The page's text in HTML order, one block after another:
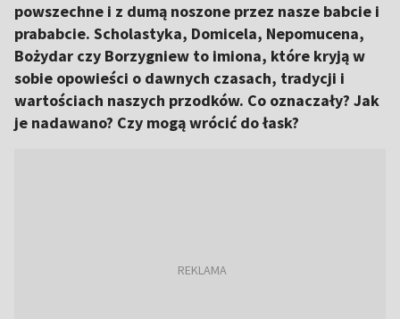
powszechne i z dumą noszone przez nasze babcie i
prababcie. Scholastyka, Domicela, Nepomucena,
Bożydar czy Borzygniew to imiona, które kryją w
sobie opowieści o dawnych czasach, tradycji i
wartościach naszych przodków. Co oznaczały? Jak
je nadawano? Czy mogą wrócić do łask?